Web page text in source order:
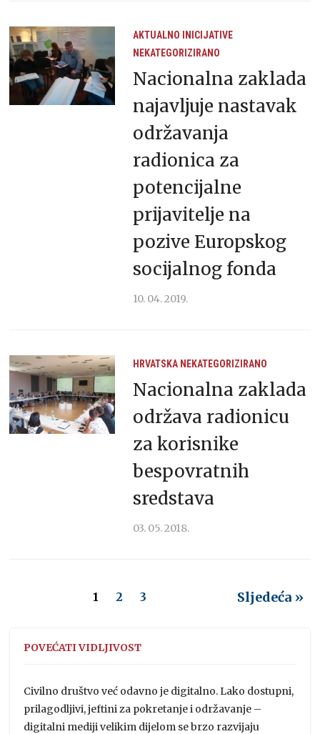
AKTUALNO
INICIJATIVE
NEKATEGORIZIRANO
Nacionalna zaklada
najavljuje nastavak
održavanja
radionica za
potencijalne
prijavitelje na
pozive Europskog
socijalnog fonda
10. 04. 2019.
HRVATSKA NEKATEGORIZIRANO
Nacionalna zaklada
održava radionicu
za korisnike
bespovratnih
sredstava
03. 05. 2018.
1 2 3 Sljedeća »
POVEĆATI VIDLJIVOST
Civilno društvo već odavno je digitalno. Lako dostupni,
prilagodljivi, jeftini za pokretanje i održavanje –
digitalni mediji velikim dijelom se brzo razvijaju